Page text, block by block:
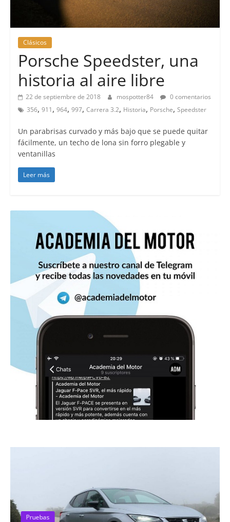
Clásicos
Porsche Speedster, una
historia al aire libre
22 de septiembre de 2018 mospotter84
0 comentarios
356, 911, 964, 997, Carrera 3.2, Historia, Porsche, Speedster
Un parabrisas curvado y más bajo que se puede quitar
fácilmente, un techo de lona sin forro plegable y
ventanillas
Leer más
Pruebas